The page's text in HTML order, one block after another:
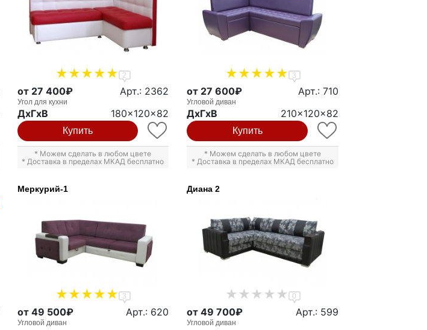
2
от 27 400₽ Арт.: 2362
Угол для кухни
ДxГxВ 180x120x82
Купить
* Можем сделать в любом цвете
* Доставка в пределах МКАД бесплатно
3
от 27 600₽ Арт.: 710
Угловой диван
ДxГxВ 210x120x82
Купить
* Можем сделать в любом цвете
* Доставка в пределах МКАД бесплатно
Меркурий-1
3
от 49 500₽ Арт.: 620
Угловой диван
Диана 2
0
от 49 700₽ Арт.: 599
Угловой диван